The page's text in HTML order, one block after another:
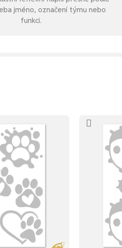
jméno, označení týmu nebo
funkci.